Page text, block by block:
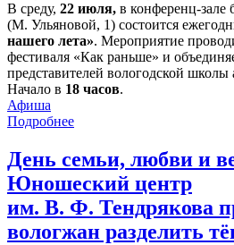
В среду, 22 июля, в конференц-зале
(М. Ульяновой, 1) состоится
нашего лета». Мероприятие
фестиваля «Как раньше» и
представителей вологодской школы
Начало в 18 часов.
Афиша
Подробнее
День семьи, любви и
Юношеский центр
им. В. Ф. Тендрякова
вологжан разделить